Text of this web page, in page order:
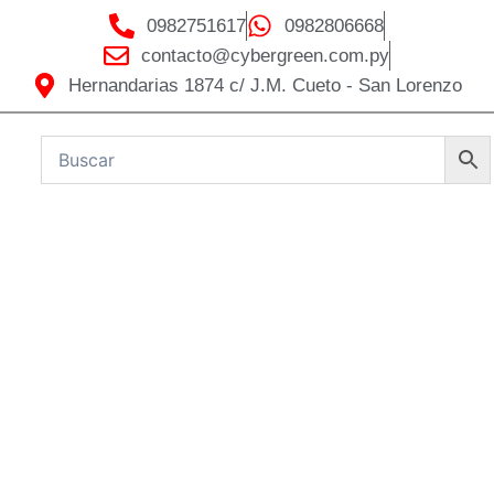
0982751617
0982806668
contacto@cybergreen.com.py
Hernandarias 1874 c/ J.M. Cueto - San Lorenzo